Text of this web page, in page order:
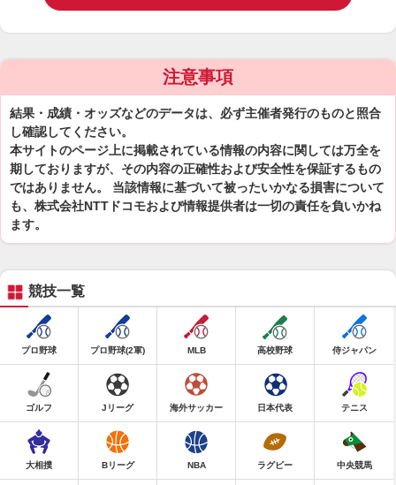
注意事項
結果・成績・オッズなどのデータは、必ず主催者発行のものと照合
し確認してください。
本サイトのページ上に掲載されている情報の内容に関しては万全を
期しておりますが、その内容の正確性および安全性を保証するもの
ではありません。 当該情報に基づいて被ったいかなる損害について
も、株式会社NTTドコモおよび情報提供者は一切の責任を負いかね
ます。
競技一覧
プロ野球 プロ野球(2軍) MLB 高校野球 侍ジャパン
ゴルフ Jリーグ 海外サッカー 日本代表 テニス
大相撲 Bリーグ NBA ラグビー 中央競馬